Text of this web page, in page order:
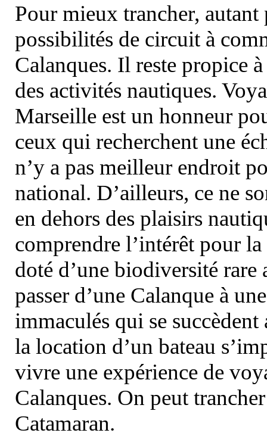
Pour mieux trancher, autant
possibilités de circuit à
Calanques. Il reste propice
des activités nautiques.
Marseille est un honneur
ceux qui recherchent une
n’y a pas meilleur endroit
national. D’ailleurs, ce ne
en dehors des plaisirs
comprendre l’intérêt pour
doté d’une biodiversité
passer d’une Calanque à
immaculés qui se
la location d’un bateau
vivre une expérience de
Calanques. On peut
Catamaran.